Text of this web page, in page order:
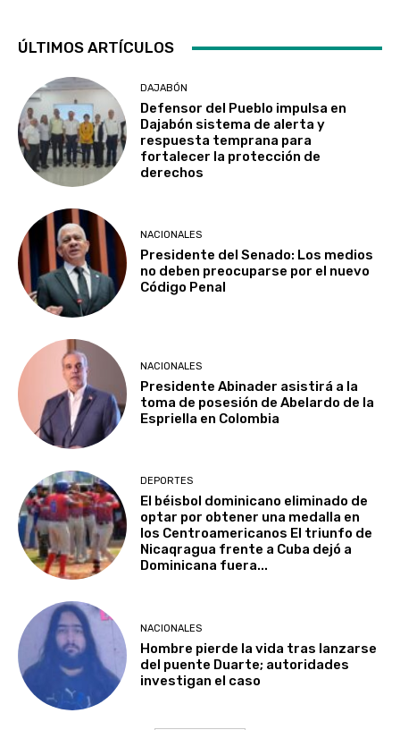
ÚLTIMOS ARTÍCULOS
DAJABÓN
Defensor del Pueblo impulsa en
Dajabón sistema de alerta y
respuesta temprana para
fortalecer la protección de
derechos
NACIONALES
Presidente del Senado: Los medios
no deben preocuparse por el nuevo
Código Penal
NACIONALES
Presidente Abinader asistirá a la
toma de posesión de Abelardo de la
Espriella en Colombia
DEPORTES
El béisbol dominicano eliminado de
optar por obtener una medalla en
los Centroamericanos El triunfo de
Nicaqragua frente a Cuba dejó a
Dominicana fuera...
NACIONALES
Hombre pierde la vida tras lanzarse
del puente Duarte; autoridades
investigan el caso